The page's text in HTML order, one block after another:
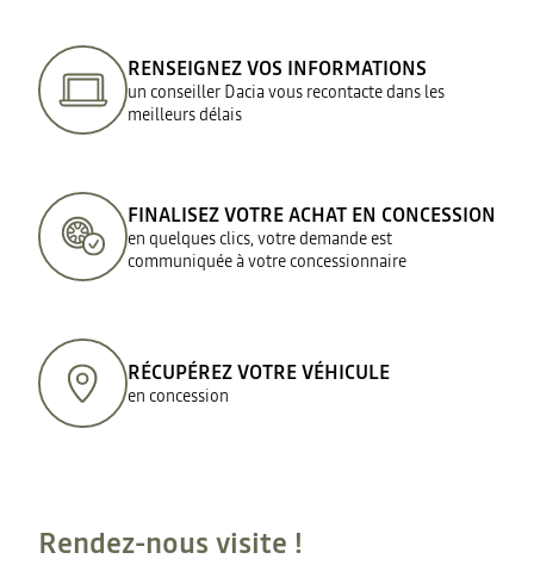
RENSEIGNEZ VOS INFORMATIONS
un conseiller Dacia vous recontacte dans les
meilleurs délais
FINALISEZ VOTRE ACHAT EN CONCESSION
en quelques clics, votre demande est
communiquée à votre concessionnaire
RÉCUPÉREZ VOTRE VÉHICULE
en concession
Rendez-nous visite !